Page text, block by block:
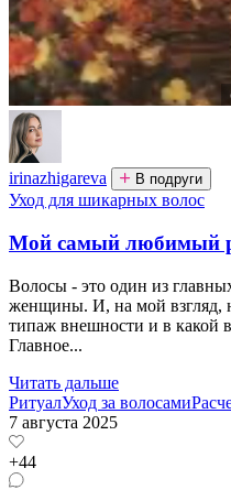
irinazhigareva В подруги
Уход для шикарных волос
Мой самый любимый
Волосы - это один из
женщины. И, на мой взгляд,
типаж внешности и в какой
Главное...
Читать дальше
РитуалУход за волосами
7 августа 2025
+44